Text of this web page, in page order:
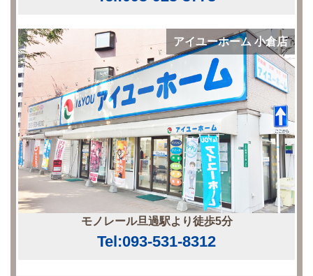
アイユーホーム 小倉店
モノレール旦過駅より徒歩5分
Tel:093-531-8312